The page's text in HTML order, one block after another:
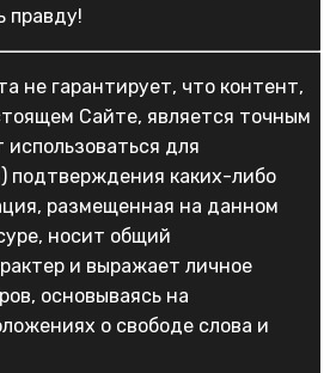
правду!
не гарантирует, что контент,
Сайте, является точным
для
подтверждения каких-либо
размещенная на данном
носит общий
и выражает личное
основываясь на
о свободе слова и